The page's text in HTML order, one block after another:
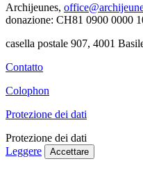
Archijeunes,
donazione: CH81 0900 0000
casella postale 907, 4001
Contatto
Colophon
Protezione dei dati
Protezione dei dati
Leggere
Accettare